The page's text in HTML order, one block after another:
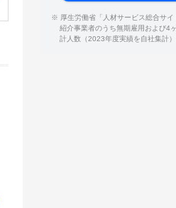
※ 厚生労働省「人材サービス総合サイ
紹介事業者のうち無期雇用および4
計人数（2023年度実績を自社集計